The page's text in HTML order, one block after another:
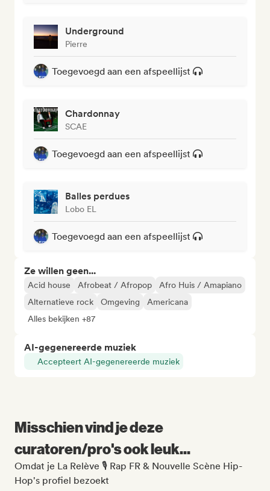
Underground
Pierre
Toegevoegd aan een afspeellijst
Chardonnay
SCAE
Toegevoegd aan een afspeellijst
Balles perdues
Lobo EL
Toegevoegd aan een afspeellijst
Ze willen geen...
Acid house Afrobeat / Afropop
Afro Huis / Amapiano
Alternatieve rock
Omgeving
Americana
Alles bekijken +87
AI-gegenereerde muziek
Accepteert AI-gegenereerde muziek
Misschien vind je deze
curatoren/pro's ook leuk...
Omdat je La Relève 🎙️ Rap FR & Nouvelle Scène Hip-
Hop's profiel bezoekt